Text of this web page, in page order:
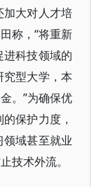
大对人才培
称，“将重新
科技领域的
型大学，本
。”为确保优
保护力度，
域甚至就业
技术外流。